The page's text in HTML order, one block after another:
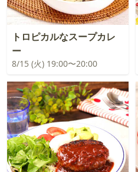
トロピカルなスープカレ
ー
8/15 (火) 19:00〜20:00